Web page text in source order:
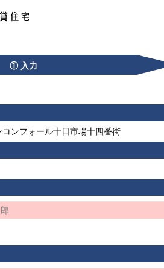
① 入力
ンフォール十日市場十四番街